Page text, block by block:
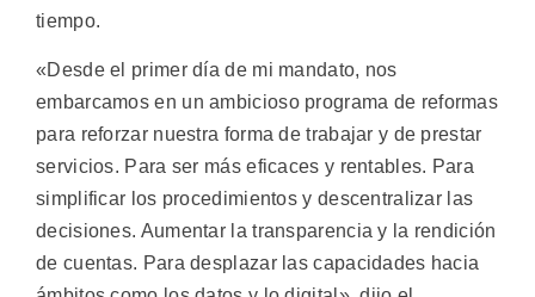
tiempo.
«Desde el primer día de mi mandato, nos
embarcamos en un ambicioso programa de reformas
para reforzar nuestra forma de trabajar y de prestar
servicios. Para ser más eficaces y rentables. Para
simplificar los procedimientos y descentralizar las
decisiones. Aumentar la transparencia y la rendición
de cuentas. Para desplazar las capacidades hacia